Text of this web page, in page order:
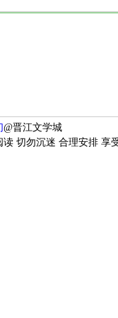
@晋江文学城
切勿沉迷 合理安排 享